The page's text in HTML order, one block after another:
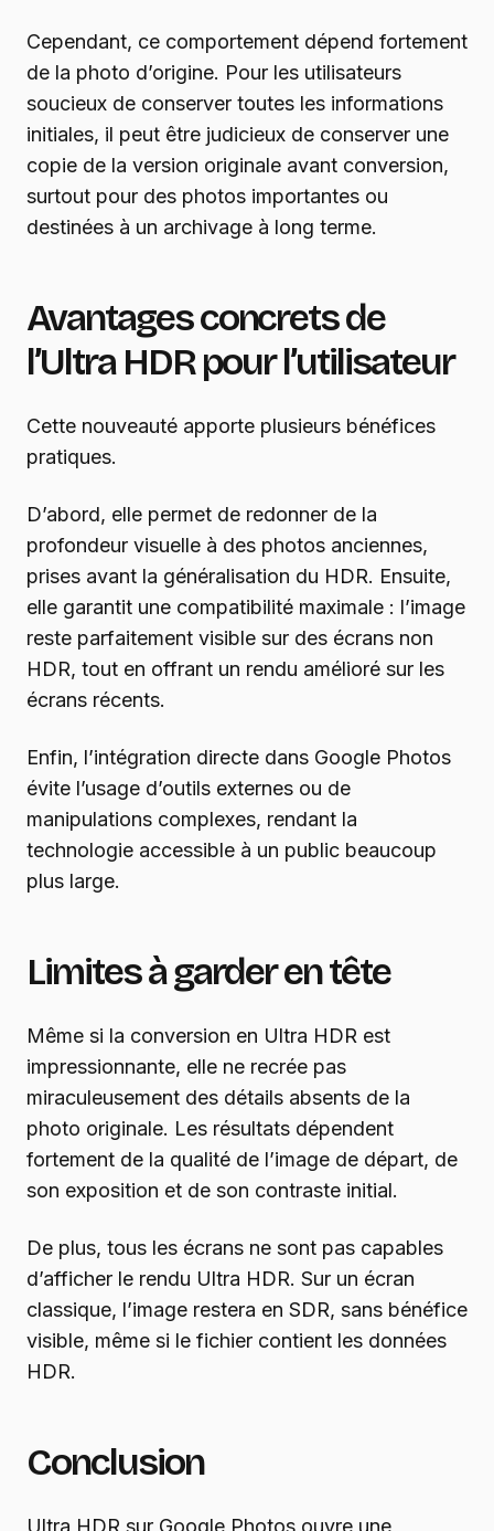
Cependant, ce comportement dépend fortement
de la photo d’origine. Pour les utilisateurs
soucieux de conserver toutes les informations
initiales, il peut être judicieux de conserver une
copie de la version originale avant conversion,
surtout pour des photos importantes ou
destinées à un archivage à long terme.
Avantages concrets de
l’Ultra HDR pour l’utilisateur
Cette nouveauté apporte plusieurs bénéfices
pratiques.
D’abord, elle permet de redonner de la
profondeur visuelle à des photos anciennes,
prises avant la généralisation du HDR. Ensuite,
elle garantit une compatibilité maximale : l’image
reste parfaitement visible sur des écrans non
HDR, tout en offrant un rendu amélioré sur les
écrans récents.
Enfin, l’intégration directe dans Google Photos
évite l’usage d’outils externes ou de
manipulations complexes, rendant la
technologie accessible à un public beaucoup
plus large.
Limites à garder en tête
Même si la conversion en Ultra HDR est
impressionnante, elle ne recrée pas
miraculeusement des détails absents de la
photo originale. Les résultats dépendent
fortement de la qualité de l’image de départ, de
son exposition et de son contraste initial.
De plus, tous les écrans ne sont pas capables
d’afficher le rendu Ultra HDR. Sur un écran
classique, l’image restera en SDR, sans bénéfice
visible, même si le fichier contient les données
HDR.
Conclusion